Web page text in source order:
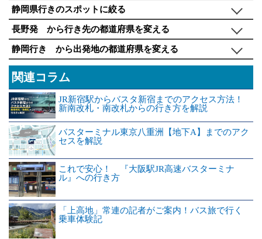
静岡県行きのスポットに絞る
長野発 から行き先の都道府県を変える
静岡行き から出発地の都道府県を変える
関連コラム
JR新宿駅からバスタ新宿までのアクセス方法！
新南改札・南改札からの行き方を解説
バスターミナル東京八重洲【地下A】までのアク
セスを解説
これで安心！ 『大阪駅JR高速バスターミナ
ル』への行き方
「上高地」常連の記者がご案内！バス旅で行く
乗車体験記